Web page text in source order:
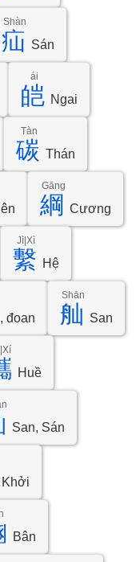
疝
Shàn
Sán
皑
ái
Ngai
碳
Tàn
Thán
綱
Gāng
Cương
繫
Jì|Xì
Hệ
đoan 舢
Shān
San
Huề
San, Sán
Khởi
Bân